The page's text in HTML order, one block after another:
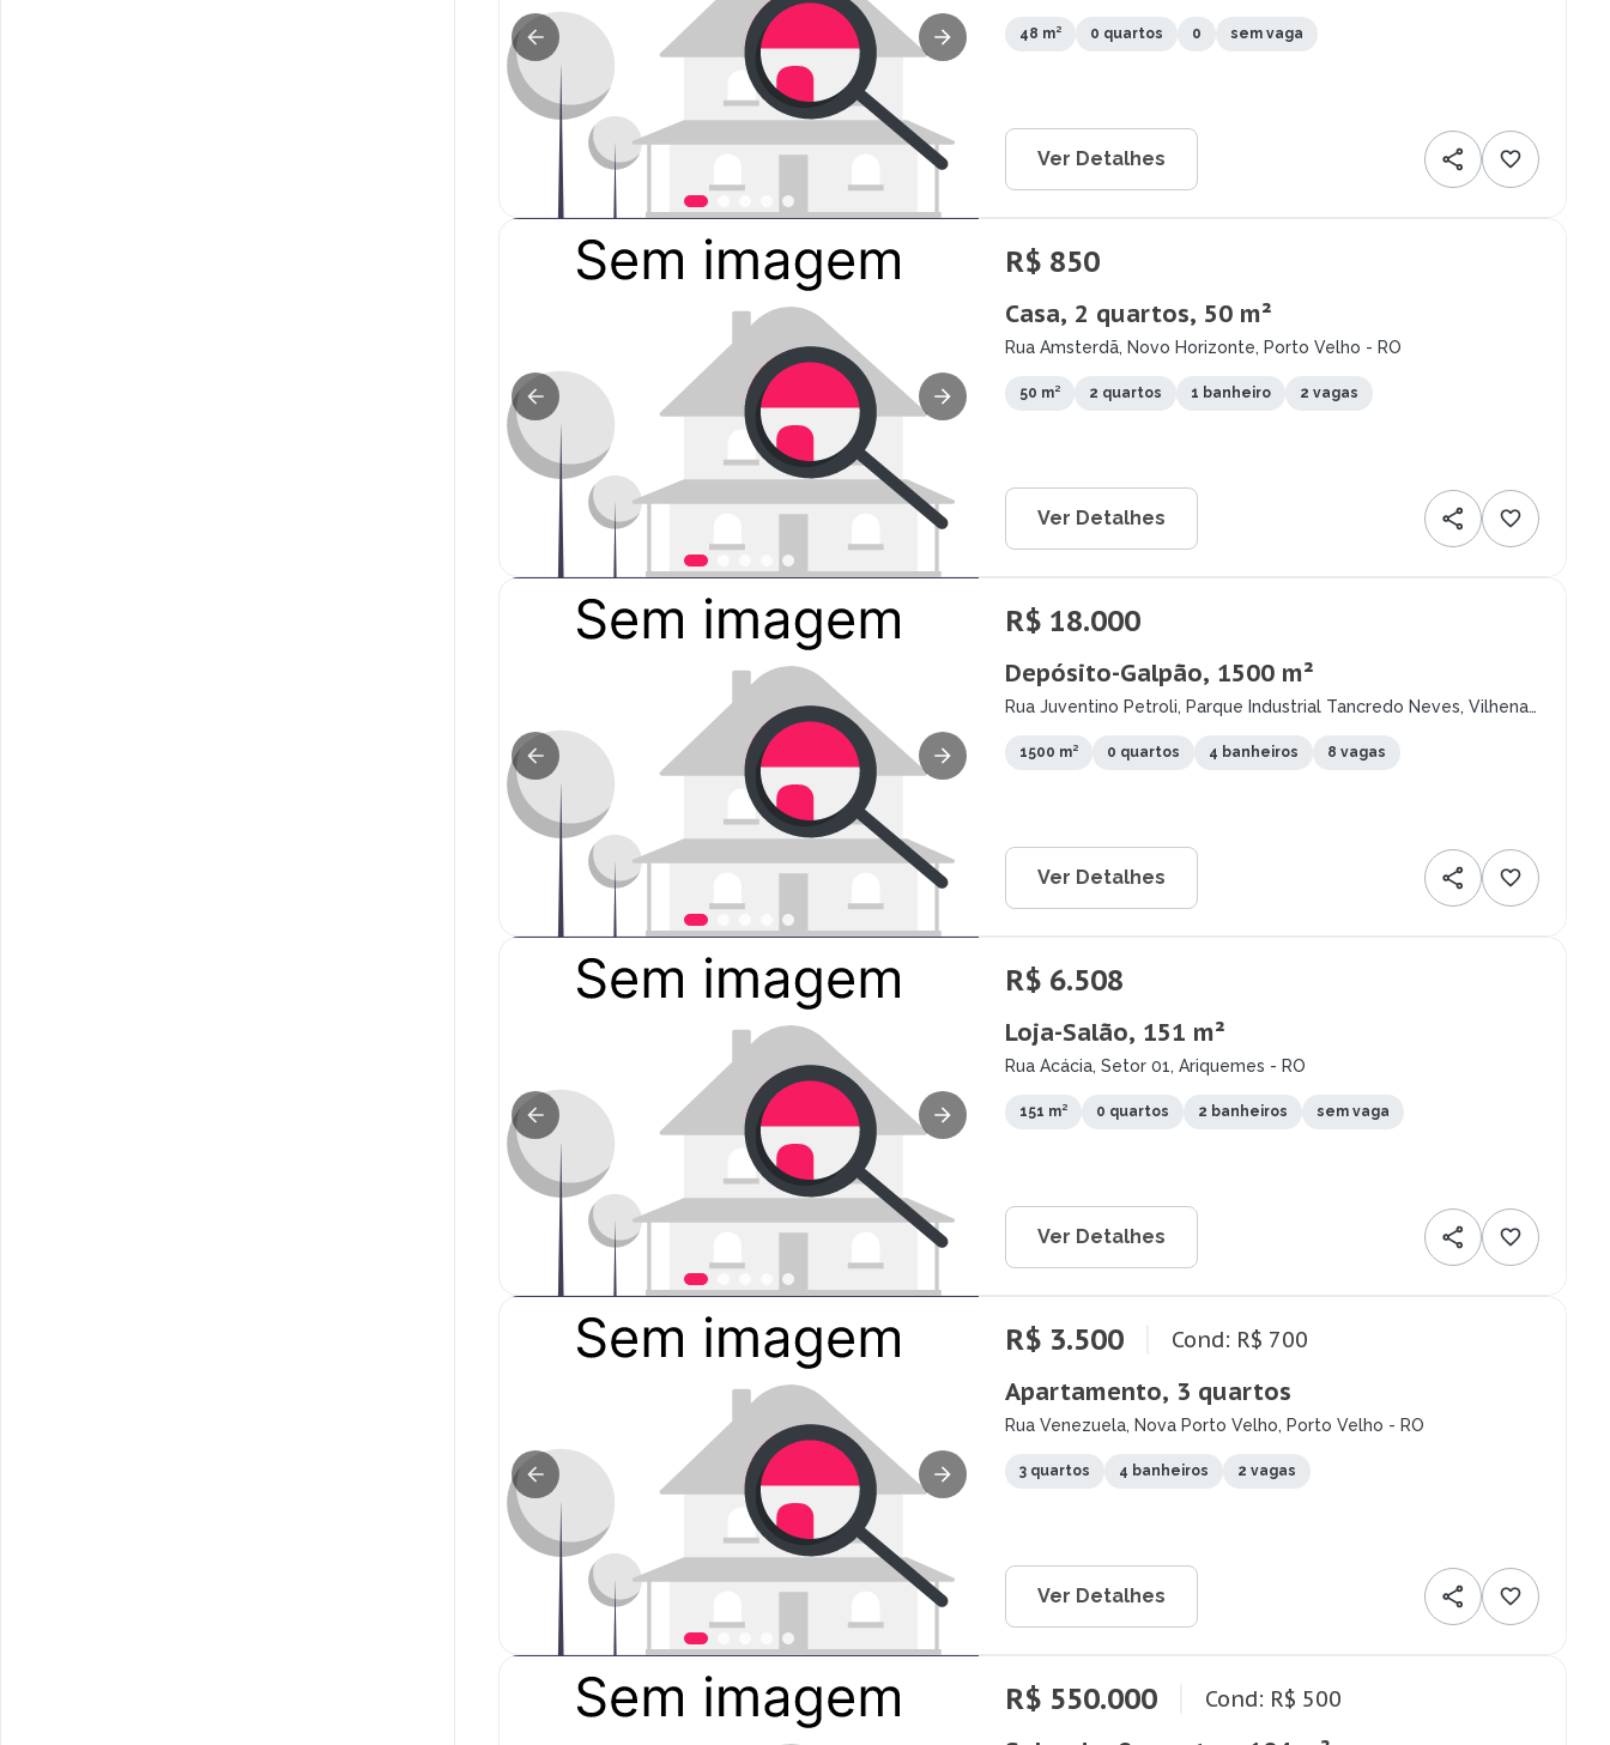
48 m² 0 quartos 0 sem vaga
Ver Detalhes
R$ 850
Casa, 2 quartos, 50 m²
Rua Amsterdã, Novo Horizonte, Porto Velho - RO
50 m² 2 quartos 1 banheiro 2 vagas
Ver Detalhes
R$ 18.000
Depósito-Galpão, 1500 m²
Rua Juventino Petroli, Parque Industrial Tancredo Neves, Vilhena
1500 m² 0 quartos 4 banheiros 8 vagas
Ver Detalhes
R$ 6.508
Loja-Salão, 151 m²
Rua Acácia, Setor 01, Ariquemes - RO
151 m² 0 quartos 2 banheiros sem vaga
Ver Detalhes
R$ 3.500 Cond: R$ 700
Apartamento, 3 quartos
Rua Venezuela, Nova Porto Velho, Porto Velho - RO
3 quartos 4 banheiros 2 vagas
Ver Detalhes
R$ 550.000 Cond: R$ 500